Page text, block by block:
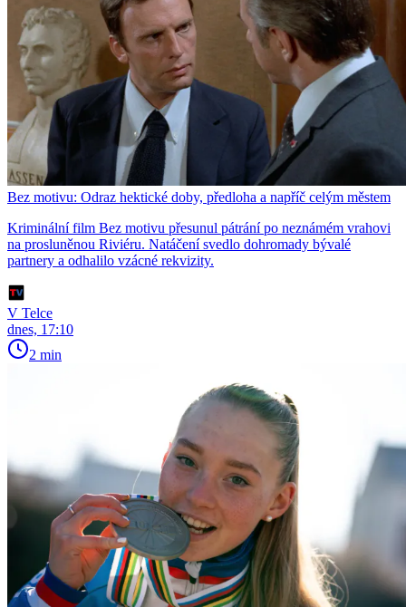
Bez motivu: Odraz hektické doby, předloha a napříč celým městem
Kriminální film Bez motivu přesunul pátrání po neznámém vrahovi
na prosluněnou Riviéru. Natáčení svedlo dohromady bývalé
partnery a odhalilo vzácné rekvizity.
V Telce
dnes, 17:10
2 min